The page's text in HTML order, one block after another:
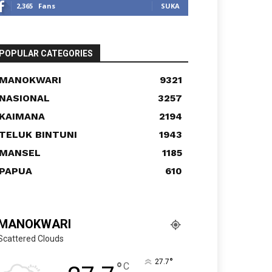
2,365 Fans SUKA
CATEGORIES
9321
3257
2194
BINTUNI
1943
1185
610
Clouds
C 27.7°